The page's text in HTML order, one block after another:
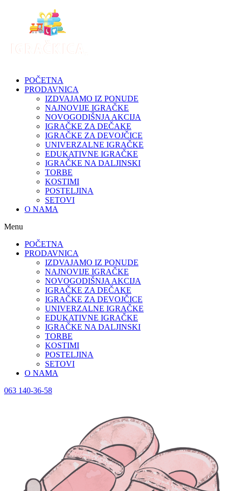
POČETNA
PRODAVNICA
IZDVAJAMO IZ PONUDE
NAJNOVIJE IGRAČKE
NOVOGODIŠNJA AKCIJA
IGRAČKE ZA DEČAKE
IGRAČKE ZA DEVOJČICE
UNIVERZALNE IGRAČKE
EDUKATIVNE IGRAČKE
IGRAČKE NA DALJINSKI
TORBE
KOSTIMI
POSTELJINA
SETOVI
O NAMA
Menu
POČETNA
PRODAVNICA
IZDVAJAMO IZ PONUDE
NAJNOVIJE IGRAČKE
NOVOGODIŠNJA AKCIJA
IGRAČKE ZA DEČAKE
IGRAČKE ZA DEVOJČICE
UNIVERZALNE IGRAČKE
EDUKATIVNE IGRAČKE
IGRAČKE NA DALJINSKI
TORBE
KOSTIMI
POSTELJINA
SETOVI
O NAMA
063 140-36-58